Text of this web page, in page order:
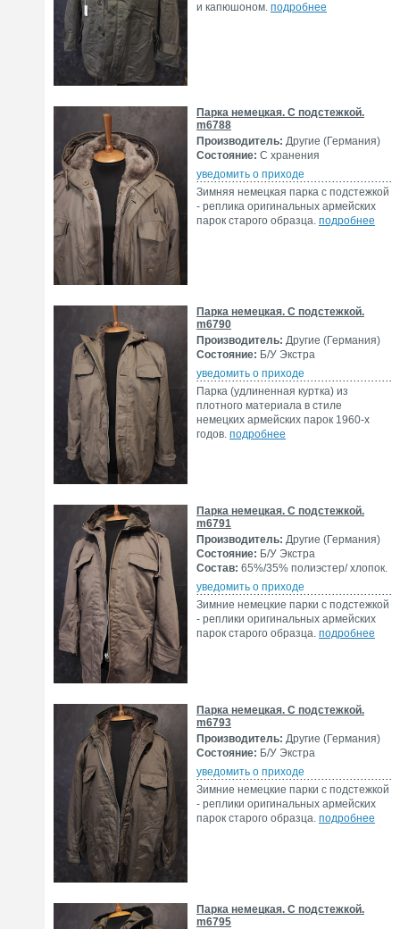
и капюшоном. подробнее
Парка немецкая. С подстежкой.
m6788
Производитель: Другие (Германия)
Состояние: С хранения
уведомить о приходе
Зимняя немецкая парка с подстежкой
- реплика оригинальных армейских
парок старого образца. подробнее
Парка немецкая. С подстежкой.
m6790
Производитель: Другие (Германия)
Состояние: Б/У Экстра
уведомить о приходе
Парка (удлиненная куртка) из
плотного материала в стиле
немецких армейских парок 1960-х
годов. подробнее
Парка немецкая. С подстежкой.
m6791
Производитель: Другие (Германия)
Состояние: Б/У Экстра
Состав: 65%/35% полиэстер/ хлопок.
уведомить о приходе
Зимние немецкие парки с подстежкой
- реплики оригинальных армейских
парок старого образца. подробнее
Парка немецкая. С подстежкой.
m6793
Производитель: Другие (Германия)
Состояние: Б/У Экстра
уведомить о приходе
Зимние немецкие парки с подстежкой
- реплики оригинальных армейских
парок старого образца. подробнее
Парка немецкая. С подстежкой.
m6795